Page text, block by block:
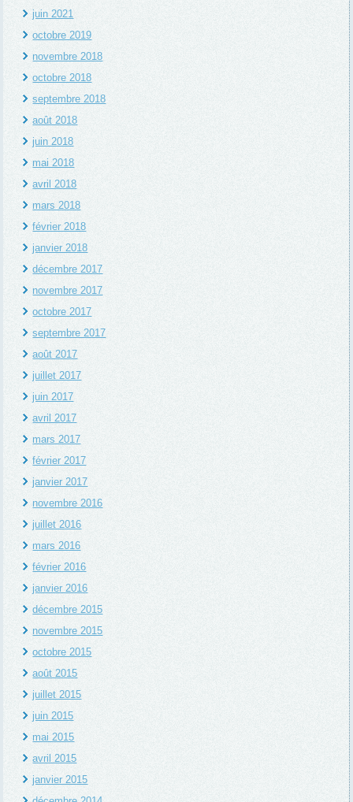
juin 2021
octobre 2019
novembre 2018
octobre 2018
septembre 2018
août 2018
juin 2018
mai 2018
avril 2018
mars 2018
février 2018
janvier 2018
décembre 2017
novembre 2017
octobre 2017
septembre 2017
août 2017
juillet 2017
juin 2017
avril 2017
mars 2017
février 2017
janvier 2017
novembre 2016
juillet 2016
mars 2016
février 2016
janvier 2016
décembre 2015
novembre 2015
octobre 2015
août 2015
juillet 2015
juin 2015
mai 2015
avril 2015
janvier 2015